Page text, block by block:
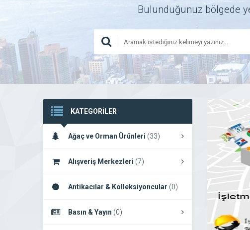
Bulunduğunuz bölgede
KATEGORİLER
Ağaç ve Orman Ürünleri (33)
Alışveriş Merkezleri (7)
Antikacılar & Kolleksiyoncular (0)
Basın & Yayın (0)